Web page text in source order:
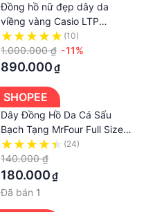
Đồng hồ nữ đẹp dây da
viềng vàng Casio LTP
VT01GL Mặt đen trắng Size
34mm chống nước 3ATM
Bảo hành 1 năm Hyma watch
(10)
1.000.000 ₫ -11%
890.000₫
SHOPEE
Dây Đồng Hồ Da Cá Sấu
Bạch Tạng MrFour Full Size
12/14/16/18/19/20/21/22/24
| Crocodile Leather Watch
Bands
(24)
140.000 ₫
180.000₫
Đã bán 1